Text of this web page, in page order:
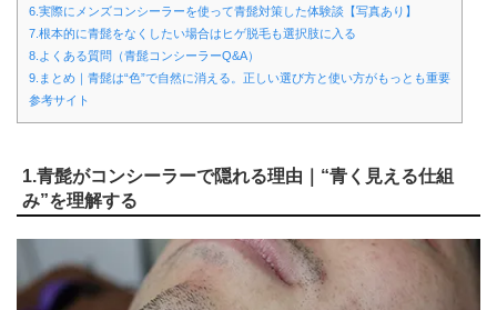
6.実際にメンズコンシーラーを使って青髭対策した体験談【写真あり】
7.根本的に青髭をなくしたい場合はヒゲ脱毛も選択肢に入る
8.よくある質問（青髭コンシーラーQ&A）
9.まとめ｜青髭は“色”で自然に消える。正しい選び方と使い方がもっとも重要
参考サイト
1.青髭がコンシーラーで隠れる理由｜“青く見える仕組
み”を理解する